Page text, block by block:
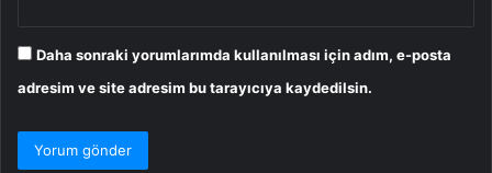
Daha sonraki yorumlarımda kullanılması için adım, e-posta
adresim ve site adresim bu tarayıcıya kaydedilsin.